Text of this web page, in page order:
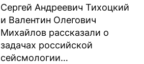
Сергей Андреевич Тихоцкий
и Валентин Олегович
Михайлов рассказали о
задачах российской
сейсмологии…